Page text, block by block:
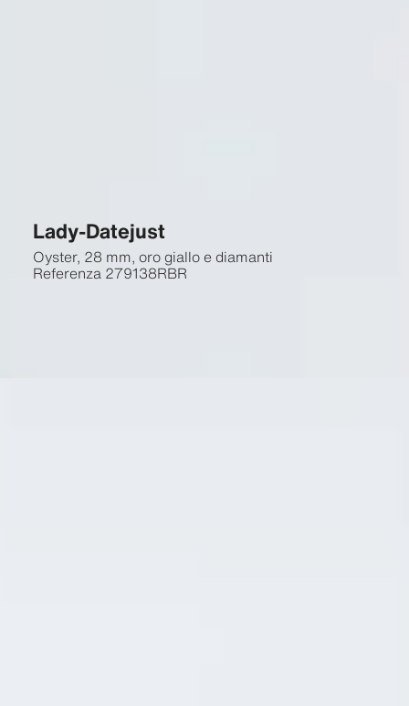
Lady-Datejust
Oyster, 28 mm, oro giallo e diamanti
Referenza 279138RBR